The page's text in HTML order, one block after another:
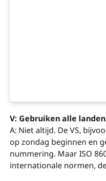
V: Gebruiken alle
A: Niet altijd. De VS,
op zondag beginnen en
nummering. Maar ISO
internationale normen,